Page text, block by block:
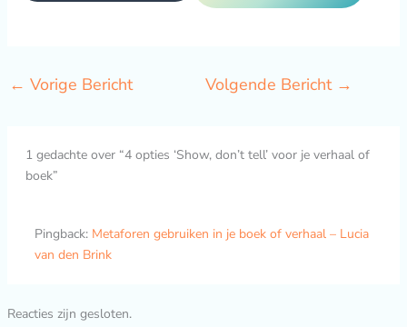
← Vorige Bericht Volgende Bericht →
1 gedachte over “4 opties ‘Show, don’t tell’ voor je verhaal of
boek”
Pingback: Metaforen gebruiken in je boek of verhaal – Lucia
van den Brink
Reacties zijn gesloten.